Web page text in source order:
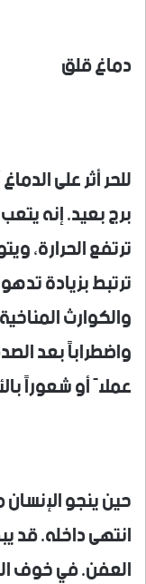
دماغ قلق
للحر أثر على
برج بعيد. إنه
ترتفع الحرارة،
ترتبط بزيادة
والكوارث
واضطراباً بعد
عملاً أو شعوراً
حين ينجو
انتهى داخله. قد
العفن. في خوف